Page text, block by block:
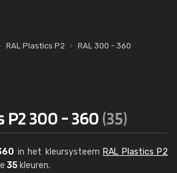
RAL Plastics P2 RAL 300 - 360
P2 300 - 360(35)
in het kleursysteem RAL Plastics P2
35 kleuren.